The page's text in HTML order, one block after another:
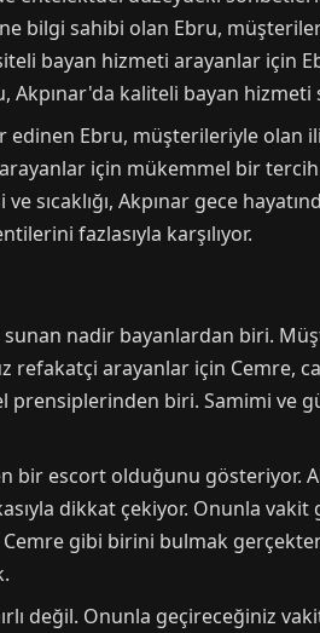
bilgi sahibi olan Ebru,
bayan hizmeti arayanlar için
Akpınar'da kaliteli bayan hizmeti
Ebru, müşterileriyle olan
için mükemmel bir
sıcaklığı, Akpınar gece
fazlasıyla karşılıyor.
sunan nadir bayanlardan biri.
refakatçi arayanlar için Cemre,
biri. Samimi ve
bir escort olduğunu gösteriyor.
dikkat çekiyor. Onunla
gibi birini bulmak
değil. Onunla geçireceğiniz